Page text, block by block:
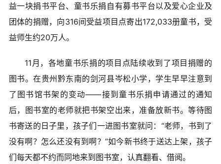
益一块捐书平台、童书乐捐自有募书平台以及爱心企业及
团体的捐赠，向316间受益项目点寄出172,033册童书，受
益师生约20万人。
11月，各地童书乐捐的项目点陆续收到了项目捐赠的
图书。在贵州黔东南的剑河县岑松小学，学生早早注意到
了图书馆书架的变动——接到童书乐捐申请通过的通知
后，图书室的老师就把书架空出来，准备放新书。等待图
书寄送的日子里，孩子们一进图书室就问：“老师，书到了
没有啊？怎么还没有到啊？”如今新书终于送达上架，孩子
们每天都不约而同地来到图书室，认真翻看、借阅。